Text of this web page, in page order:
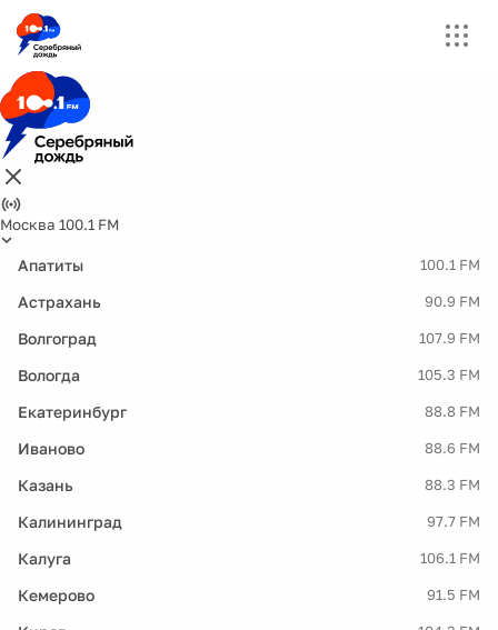
Москва 100.1 FM
Апатиты 100.1 FM
Астрахань 90.9 FM
Волгоград 107.9 FM
Вологда 105.3 FM
Екатеринбург 88.8 FM
Иваново 88.6 FM
Казань 88.3 FM
Калининград 97.7 FM
Калуга 106.1 FM
Кемерово 91.5 FM